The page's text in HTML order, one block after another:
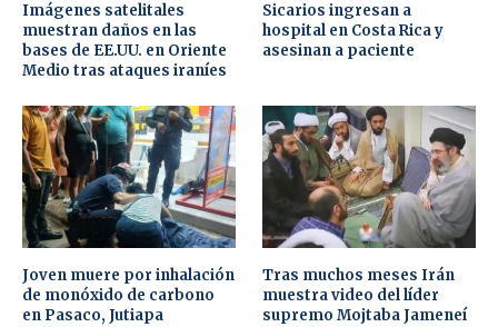
Imágenes satelitales
muestran daños en las
bases de EE.UU. en Oriente
Medio tras ataques iraníes
Sicarios ingresan a
hospital en Costa Rica y
asesinan a paciente
Joven muere por inhalación
de monóxido de carbono
en Pasaco, Jutiapa
Tras muchos meses Irán
muestra video del líder
supremo Mojtaba Jameneí